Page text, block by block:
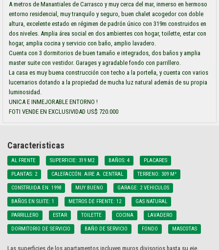
A metros de Manantiales de Carrasco y muy cerca del mar, inmerso en hermoso
entorno residencial, muy tranquilo y seguro, buen chalet acogedor con doble
altura, excelente estado en régimen de padrón único con 319m construidos en
dos niveles. Amplia área social en dos ambientes con hogar, toilette, estar con
hogar, amplia cocina y servicio con baño, amplio lavadero.
Cuenta con 3 dormitorios de buen tamaño e integrados, dos baños y amplia
master suite con vestidor. Garages y agradable fondo con parrillero.
La casa es muy buena construcción con techo a la porteña, y cuenta con varios
lucernarios dotando a la propiedad de mucha luz natural además de su propia
luminosidad.
UNICA E INMEJORABLE ENTORNO !
FOTI VENDE EN EXCLUSIVIDAD US$ 720.000
Caracteristicas
AL FRENTE SUPERFICIE: 319 M2 BAÑOS: 4 PLACARES
PLANTAS: 2 CALEFACCÓN: AIRE A. CENTRAL TERRENO: 309 M²
CONSTRUIDA EN: 1998 MUY BUENO GARAGE: 2 VEHICULOS
BAÑOS EN SUITE: 1 METROS DE FRENTE: 12 GAS NATURAL
PARRILLERO ESTAR TOILETTE COCINA LAVADERO
DORMITORIO DE SERVICIO BAÑO DE SERVICIO FONDO MASCOTAS
Las superficies de los apartamentos incluyen muros divisorios hasta su eje,